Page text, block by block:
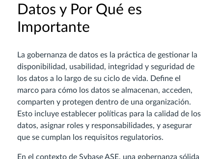
Datos y Por Qué es
Importante
La gobernanza de datos es la práctica de gestionar la
disponibilidad, usabilidad, integridad y seguridad de
los datos a lo largo de su ciclo de vida. Define el
marco para cómo los datos se almacenan, acceden,
comparten y protegen dentro de una organización.
Esto incluye establecer políticas para la calidad de los
datos, asignar roles y responsabilidades, y asegurar
que se cumplan los requisitos regulatorios.
En el contexto de Sybase ASE, una gobernanza sólida